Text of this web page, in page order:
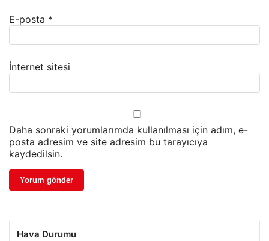
E-posta *
İnternet sitesi
Daha sonraki yorumlarımda kullanılması için adım, e-
posta adresim ve site adresim bu tarayıcıya
kaydedilsin.
Hava Durumu